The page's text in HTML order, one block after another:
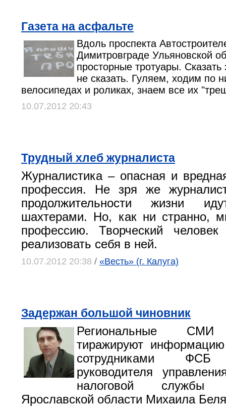
Газета на асфальте
Вдоль проспекта
Димитровграде Ульяновской
просторные тротуары. Сказать
не сказать. Гуляем, ходим по
велосипедах и роликах, знаем все их
10.07.2012 20:43
Трудный хлеб журналиста
Журналистика – опасная и
профессия. Не зря же
продолжительности жизни
шахтерами. Но, как ни странно,
профессию. Творческий
реализовать себя в ней.
10.07.2012 20:38 / «Весть» (г. Калуга)
Задержан большой чиновник
Региональные СМИ
тиражируют
сотрудниками ФСБ
руководителя
налоговой
Ярославской области Михаила